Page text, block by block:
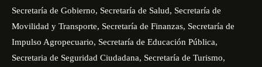
Secretaría de Gobierno, Secretaría de Salud, Secretaría de
Movilidad y Transporte, Secretaría de Finanzas, Secretaría de
Impulso Agropecuario, Secretaría de Educación Pública,
Secretaria de Seguridad Ciudadana, Secretaría de Turismo,